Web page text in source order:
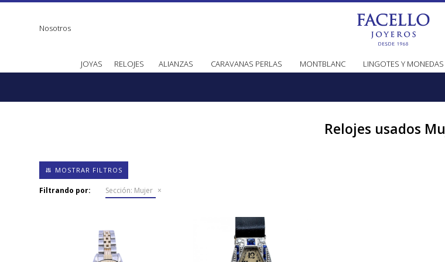
JOYAS RELOJES ALIANZAS CARAVANAS PERLAS MONTBLANC LINGOTES Y MONEDAS
Nosotros
Relojes usados
Filtrando por: Sección: Mujer